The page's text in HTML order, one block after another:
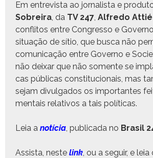
Em entre­vista ao jor­nal­ista e
Sobreira, da TV 247, Alfre­do Attié
con­fli­tos entre Con­gres­so e
situ­ação de sítio, que bus­ca não
comu­ni­cação entre Gov­er­no e
não deixar que não somente se
cas públi­cas con­sti­tu­cionais, mas
sejam divul­ga­dos os impor­tantes
men­tais rel­a­tivos a tais políticas.
Leia a notí­cia, pub­li­ca­da no Brasil
Assista, neste link, ou a seguir, e